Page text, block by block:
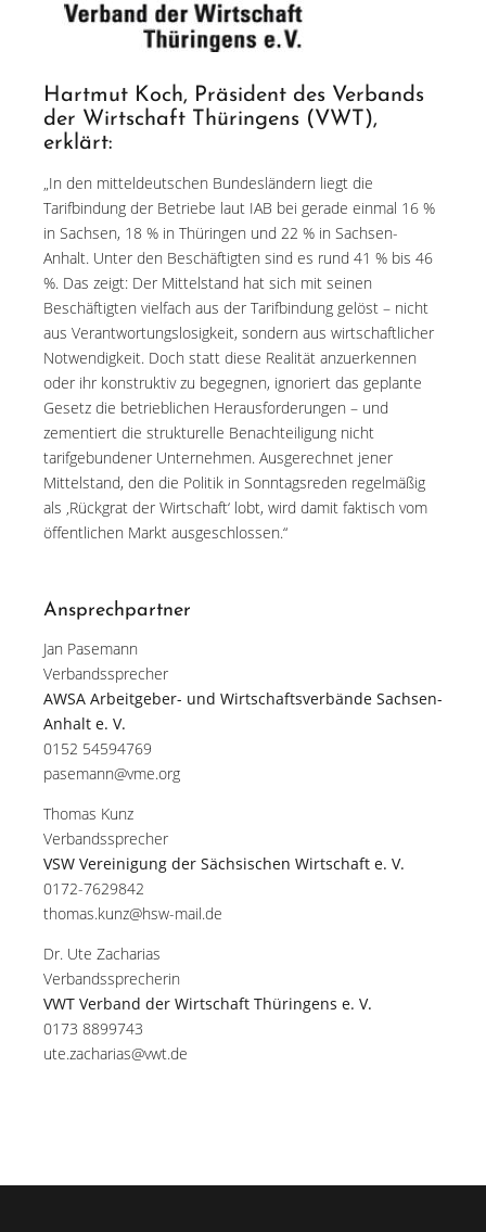
Hartmut Koch, Präsident des Verbands
der Wirtschaft Thüringens (VWT),
erklärt:
„In den mitteldeutschen Bundesländern liegt die
Tarifbindung der Betriebe laut IAB bei gerade einmal 16 %
in Sachsen, 18 % in Thüringen und 22 % in Sachsen-
Anhalt. Unter den Beschäftigten sind es rund 41 % bis 46
%. Das zeigt: Der Mittelstand hat sich mit seinen
Beschäftigten vielfach aus der Tarifbindung gelöst – nicht
aus Verantwortungslosigkeit, sondern aus wirtschaftlicher
Notwendigkeit. Doch statt diese Realität anzuerkennen
oder ihr konstruktiv zu begegnen, ignoriert das geplante
Gesetz die betrieblichen Herausforderungen – und
zementiert die strukturelle Benachteiligung nicht
tarifgebundener Unternehmen. Ausgerechnet jener
Mittelstand, den die Politik in Sonntagsreden regelmäßig
als ‚Rückgrat der Wirtschaft‘ lobt, wird damit faktisch vom
öffentlichen Markt ausgeschlossen.“
Ansprechpartner
Jan Pasemann
Verbandssprecher
AWSA Arbeitgeber- und Wirtschaftsverbände Sachsen-
Anhalt e. V.
0152 54594769
pasemann@vme.org
Thomas Kunz
Verbandssprecher
VSW Vereinigung der Sächsischen Wirtschaft e. V.
0172-7629842
thomas.kunz@hsw-mail.de
Dr. Ute Zacharias
Verbandssprecherin
VWT Verband der Wirtschaft Thüringens e. V.
0173 8899743
ute.zacharias@vwt.de